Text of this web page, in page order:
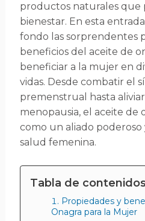
productos naturales que
bienestar. En esta
fondo las sorprendentes
beneficios del aceite de
beneficiar a la mujer en
vidas. Desde combatir el
premenstrual hasta
menopausia, el aceite de
como un aliado poderoso
salud femenina.
Tabla de
Propiedades y
Onagra para la Mujer